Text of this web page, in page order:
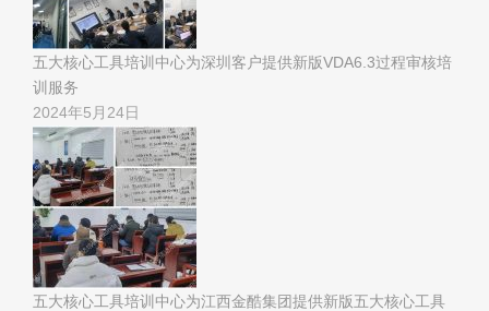
五大核心工具培训中心为深圳客户提供新版VDA6.3过程审核培
训服务
2024年5月24日
五大核心工具培训中心为江西金酷集团提供新版五大核心工具